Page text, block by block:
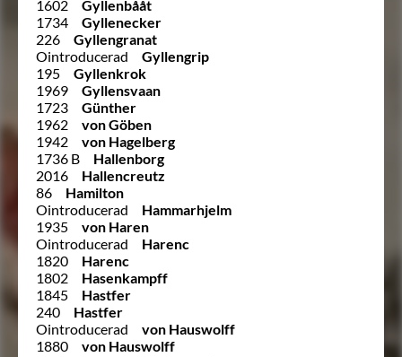
1602
Gyllenbååt
1734
Gyllenecker
226
Gyllengranat
Ointroducerad
Gyllengrip
195
Gyllenkrok
1969
Gyllensvaan
1723
Günther
1962
von Göben
1942
von Hagelberg
1736 B
Hallenborg
2016
Hallencreutz
86
Hamilton
Ointroducerad
Hammarhjelm
1935
von Haren
Ointroducerad
Harenc
1820
Harenc
1802
Hasenkampff
1845
Hastfer
240
Hastfer
Ointroducerad
von Hauswolff
1880
von Hauswolff